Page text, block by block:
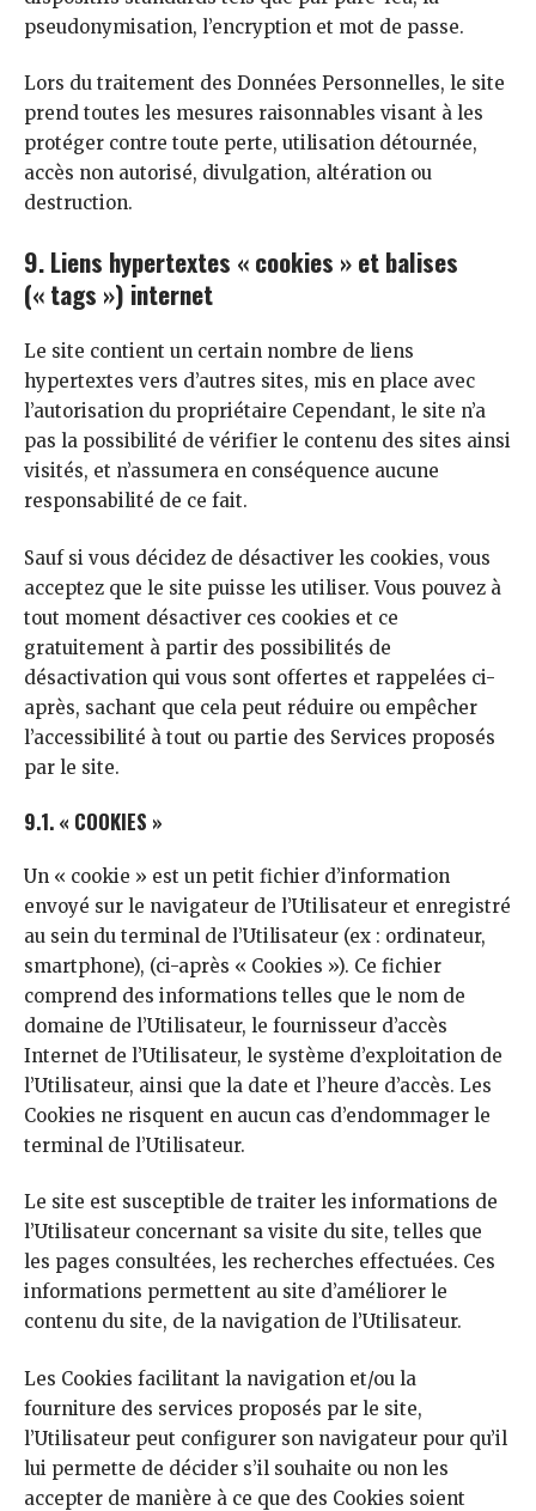
pseudonymisation, l’encryption et mot de passe.
Lors du traitement des Données Personnelles, le site
prend toutes les mesures raisonnables visant à les
protéger contre toute perte, utilisation détournée,
accès non autorisé, divulgation, altération ou
destruction.
9. Liens hypertextes « cookies » et balises
(« tags ») internet
Le site contient un certain nombre de liens
hypertextes vers d’autres sites, mis en place avec
l’autorisation du propriétaire Cependant, le site n’a
pas la possibilité de vérifier le contenu des sites ainsi
visités, et n’assumera en conséquence aucune
responsabilité de ce fait.
Sauf si vous décidez de désactiver les cookies, vous
acceptez que le site puisse les utiliser. Vous pouvez à
tout moment désactiver ces cookies et ce
gratuitement à partir des possibilités de
désactivation qui vous sont offertes et rappelées ci-
après, sachant que cela peut réduire ou empêcher
l’accessibilité à tout ou partie des Services proposés
par le site.
9.1. « COOKIES »
Un « cookie » est un petit fichier d’information
envoyé sur le navigateur de l’Utilisateur et enregistré
au sein du terminal de l’Utilisateur (ex : ordinateur,
smartphone), (ci-après « Cookies »). Ce fichier
comprend des informations telles que le nom de
domaine de l’Utilisateur, le fournisseur d’accès
Internet de l’Utilisateur, le système d’exploitation de
l’Utilisateur, ainsi que la date et l’heure d’accès. Les
Cookies ne risquent en aucun cas d’endommager le
terminal de l’Utilisateur.
Le site est susceptible de traiter les informations de
l’Utilisateur concernant sa visite du site, telles que
les pages consultées, les recherches effectuées. Ces
informations permettent au site d’améliorer le
contenu du site, de la navigation de l’Utilisateur.
Les Cookies facilitant la navigation et/ou la
fourniture des services proposés par le site,
l’Utilisateur peut configurer son navigateur pour qu’il
lui permette de décider s’il souhaite ou non les
accepter de manière à ce que des Cookies soient